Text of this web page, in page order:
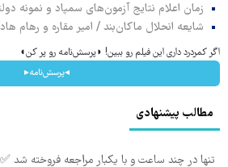
زمان اعلام نتایج آزمون‌های سمپاد و نمونه
شایعه انحلال ماکان‌بند / امیر مقاره و رهام
اگر کمردرد داری این فیلم رو ببین! ◗پرسش‌نامه رو پر کن◖
◂پرسش‌نامه▸
مطالب پیشنهادی
تنها در چند ساعت و با یکبار مراجعه فروخته شد ✅